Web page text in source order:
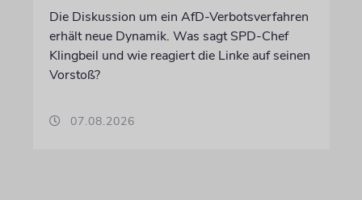
Die Diskussion um ein AfD-Verbotsverfahren
erhält neue Dynamik. Was sagt SPD-Chef
Klingbeil und wie reagiert die Linke auf seinen
Vorstoß?
07.08.2026